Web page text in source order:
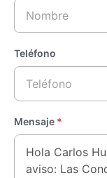
Teléfono
Mensaje *